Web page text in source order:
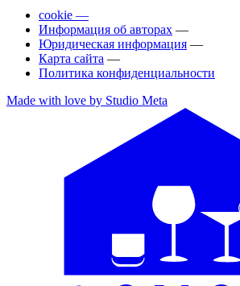
cookie —
Информация об авторах —
Юридическая информация —
Карта сайта —
Политика конфиденциальности
Made with love by Studio Meta